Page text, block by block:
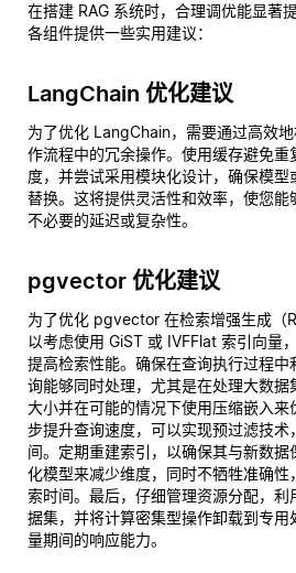
在搭建 RAG 系统时，合理调优能显著
各组件提供一些实用建议：
LangChain 优化建议
为了优化 LangChain，需要通过高效
作流程中的冗余操作。使用缓存避免
度，并尝试采用模块化设计，确保模
替换。这将提供灵活性和效率，使您
不必要的延迟或复杂性。
pgvector 优化建议
为了优化 pgvector 在检索增强生成（
以考虑使用 GiST 或 IVFFlat 索引向量
提高检索性能。确保在查询执行过程
询能够同时处理，尤其是在处理大数
大小并在可能的情况下使用压缩嵌入
步提升查询速度，可以实现预过滤技术
间。定期重建索引，以确保其与新数
化模型来减少维度，同时不牺牲准确
索时间。最后，仔细管理资源分配，
据集，并将计算密集型操作卸载到专
量期间的响应能力。